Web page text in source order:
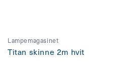
Lampemagasinet
Titan skinne 2m hvit